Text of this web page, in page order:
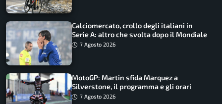
Calciomercato, crollo degli italiani in
Serie A: altro che svolta dopo il Mondiale
7 Agosto 2026
MotoGP: Martin sfida Marquez a
Silverstone, il programma e gli orari
7 Agosto 2026